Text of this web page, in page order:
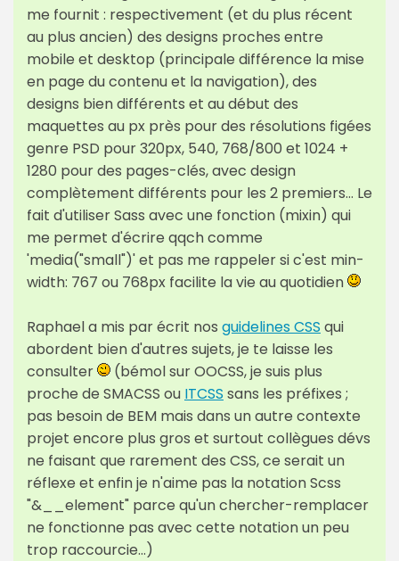
me fournit : respectivement (et du plus récent
au plus ancien) des designs proches entre
mobile et desktop (principale différence la mise
en page du contenu et la navigation), des
designs bien différents et au début des
maquettes au px près pour des résolutions figées
genre PSD pour 320px, 540, 768/800 et 1024 +
1280 pour des pages-clés, avec design
complètement différents pour les 2 premiers… Le
fait d'utiliser Sass avec une fonction (mixin) qui
me permet d'écrire qqch comme
'media("small")' et pas me rappeler si c'est min-
width: 767 ou 768px facilite la vie au quotidien
Raphael a mis par écrit nos guidelines CSS qui
abordent bien d'autres sujets, je te laisse les
consulter
(bémol sur OOCSS, je suis plus
proche de SMACSS ou ITCSS sans les préfixes ;
pas besoin de BEM mais dans un autre contexte
projet encore plus gros et surtout collègues dévs
ne faisant que rarement des CSS, ce serait un
réflexe et enfin je n'aime pas la notation Scss
"&__element" parce qu'un chercher-remplacer
ne fonctionne pas avec cette notation un peu
trop raccourcie…)